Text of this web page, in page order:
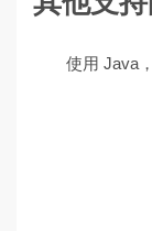
使用 Java